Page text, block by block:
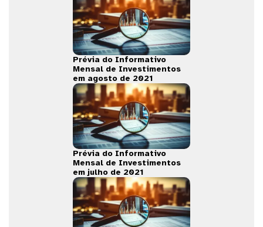
Prévia do Informativo
Mensal de Investimentos
em agosto de 2021
Prévia do Informativo
Mensal de Investimentos
em julho de 2021